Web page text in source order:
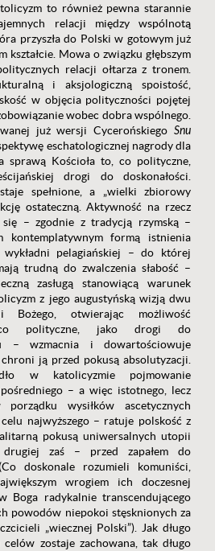
to również pewna starannie
relacji między wspólnotą
przyszła do Polski w gotowym już
kształcie. Mowa o związku głębszym
relacji ołtarza z tronem.
i aksjologiczną spoistość,
w objęcia polityczności pojętej
wobec dobra wspólnego.
już wersji Cycerońskiego Snu
eschatologicznej nagrody dla
sprawą Kościoła to, co polityczne,
drogi do doskonałości.
spełnione, a „wielki zbiorowy
ostateczną. Aktywność na rzecz
– zgodnie z tradycją rzymską –
kontemplatywnym formą istnienia
pelagiańskiej – do której
trudną do zwalczenia słabość –
zasługą stanowiącą warunek
z jego augustyńską wizją dwu
Bożego, otwierając możliwość
polityczne, jako drogi do
– wzmacnia i dowartościowuje
ją przed pokusą absolutyzacji.
w katolicyzmie pojmowanie
– a więc istotnego, lecz
wysiłków ascetycznych
najwyższego – ratuje polskość z
pokusą uniwersalnych utopii
drugiej zaś – przed zapałem do
doskonale rozumieli komuniści,
wrogiem ich doczesnej
Boga radykalnie transcendującego
powodów niepokoi stęsknionych za
„wiecznej Polski”). Jak długo
zostaje zachowana, tak długo